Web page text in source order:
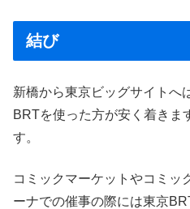
結び
新橋から東京ビッグサイトへ
BRTを使った方が安く着きま
す。
コミックマーケットやコミッ
ーナでの催事の際には東京